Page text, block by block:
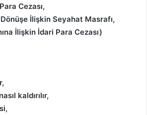
Cezası,
İlişkin Seyahat Masrafı,
İlişkin İdari Para Cezası)
kaldırılır,